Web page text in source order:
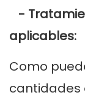
-
aplicables:
Como
cantidades